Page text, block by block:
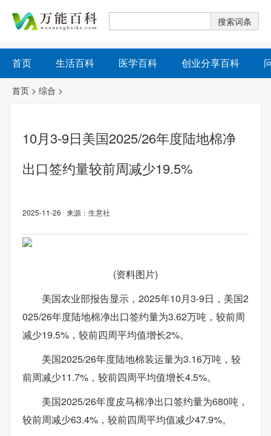
首页 生活百科 医学百科 创业分享百科
首页 > 综合 >
10月3-9日美国2025/26年度陆地棉净
出口签约量较前周减少19.5%
2025-11-26 来源：生意社
(资料图片)
美国农业部报告显示，2025年10月3-9日，美国2
025/26年度陆地棉净出口签约量为3.62万吨，较前周
减少19.5%，较前四周平均值增长2%。
美国2025/26年度陆地棉装运量为3.16万吨，较
前周减少11.7%，较前四周平均值增长4.5%。
美国2025/26年度皮马棉净出口签约量为680吨，
较前周减少63.4%，较前四周平均值减少47.9%。